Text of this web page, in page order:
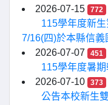
2026-07-15
772
115學年度新
7/16(四)於本縣信義
2026-07-07
451
115學年度暑
2026-07-10
373
公告本校新生